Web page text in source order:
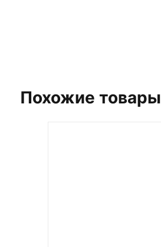
Похожие товары